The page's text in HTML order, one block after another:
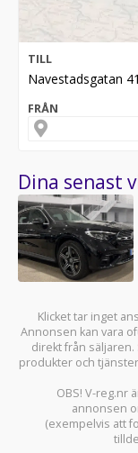
TILL
Navestadsgatan
FRÅN
Dina senast
Klicket tar inget
Annonsen kan vara
direkt från
produkter och
OBS! V-reg.nr
annonsen
(exempelvis att